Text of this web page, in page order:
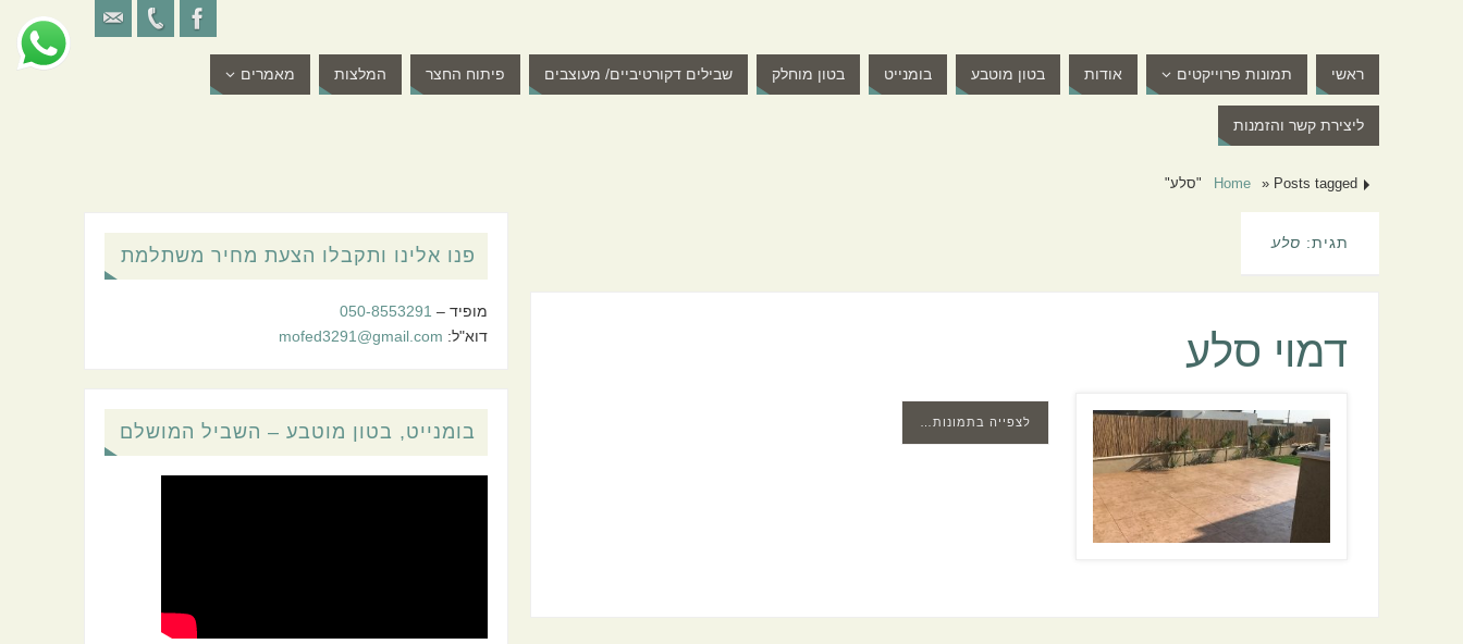
ראשי תמונות פרוייקטים אודות בטון מוטבע בומנייט בטון מוחלק שבילים דקורטיביים/ מעוצבים פיתוח החצר המלצות מאמרים
ליצירת קשר והזמנות
Home » Posts tagged "סלע"
תגית: סלע
דמוי סלע
לצפייה בתמונות…
פנו אלינו ותקבלו הצעת מחיר משתלמת
מופיד – 050-8553291
דוא"ל: mofed3291@gmail.com
בומנייט, בטון מוטבע – השביל המושלם